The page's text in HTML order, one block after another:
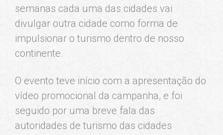
semanas cada uma das cidades vai
divulgar outra cidade como forma de
impulsionar o turismo dentro de nosso
continente.
O evento teve início com a apresentação do
vídeo promocional da campanha, e foi
seguido por uma breve fala das
autoridades de turismo das cidades